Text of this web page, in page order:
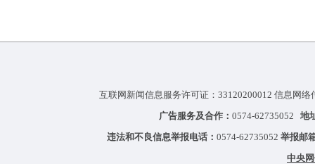
互联网新闻信息服务许可证：33120200012 信息网
广告服务及合作： 0574-62735052 地
违法和不良信息举报电话： 0574-62735052 举报邮
中央